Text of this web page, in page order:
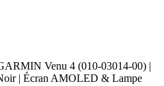
Venu 4 (010-03014-00) |
| Écran AMOLED & Lampe